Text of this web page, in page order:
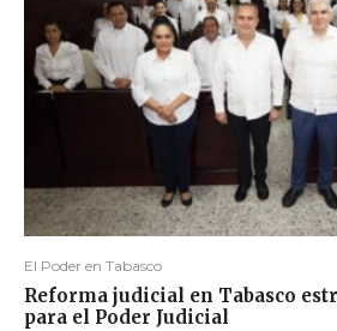
El Poder en Tabasco
Reforma judicial en Tabasco
para el Poder Judicial